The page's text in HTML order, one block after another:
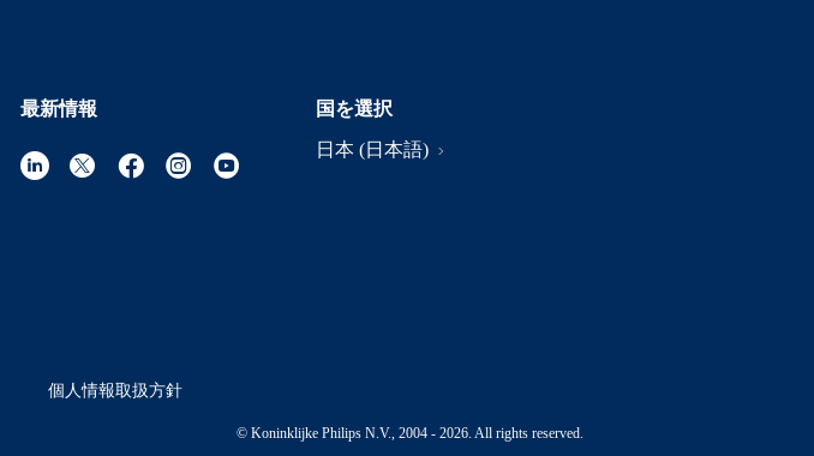
最新情報
国を選択
日本 (日本語)
個人情報取扱方針
© Koninklijke Philips N.V., 2004 - 2026. All rights reserved.